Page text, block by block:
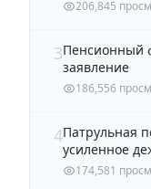
206,845
3Пенсионный
заявление
186,556
4Патрульная
усиленное
174,581